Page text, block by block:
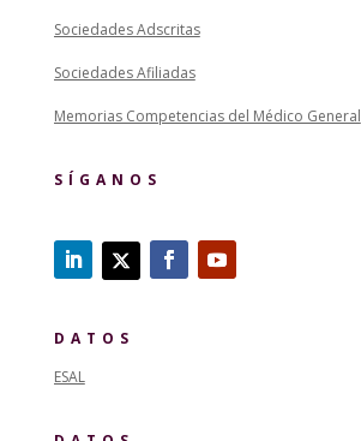
Sociedades Adscritas
Sociedades Afiliadas
Memorias Competencias del Médico General
SÍGANOS
DATOS
ESAL